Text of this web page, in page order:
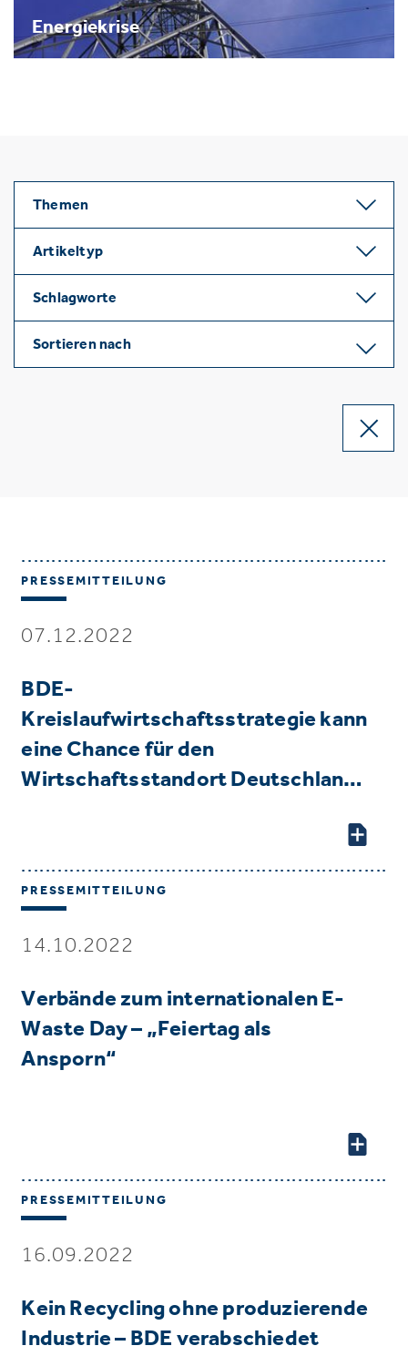
Energiekrise
Themen
Artikeltyp
Schlagworte
Sortieren nach
PRESSEMITTEILUNG
07.12.2022
BDE-
Kreislaufwirtschaftsstrategie kann
eine Chance für den
Wirtschaftsstandort Deutschlan…
PRESSEMITTEILUNG
14.10.2022
Verbände zum internationalen E-
Waste Day – „Feiertag als
Ansporn“
PRESSEMITTEILUNG
16.09.2022
Kein Recycling ohne produzierende
Industrie – BDE verabschiedet